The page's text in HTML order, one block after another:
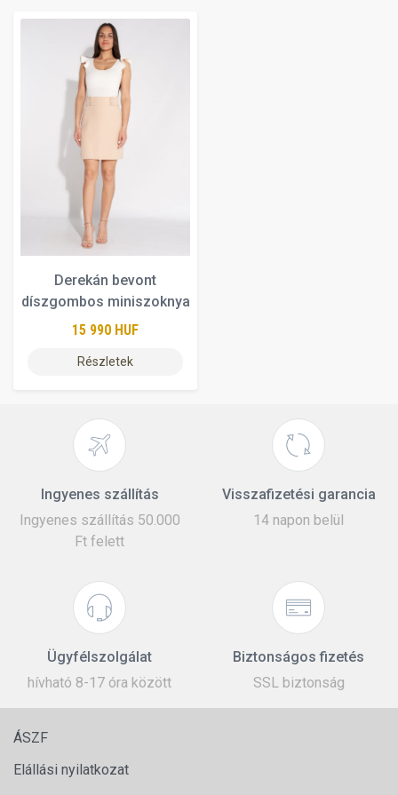
Derekán bevont
díszgombos miniszoknya
15 990 HUF
Részletek
Ingyenes szállítás
Ingyenes szállítás 50.000
Ft felett
Visszafizetési garancia
14 napon belül
Ügyfélszolgálat
hívható 8-17 óra között
Biztonságos fizetés
SSL biztonság
ÁSZF
Elállási nyilatkozat